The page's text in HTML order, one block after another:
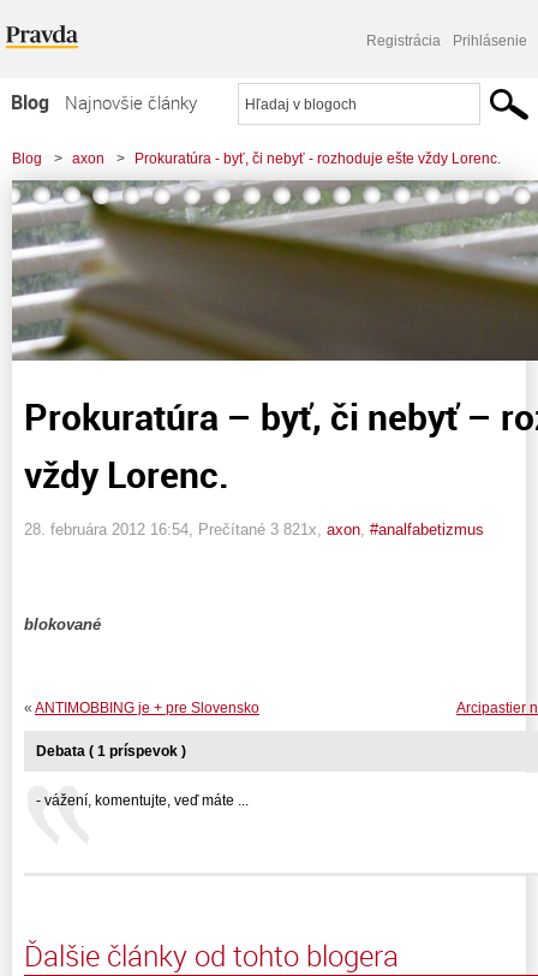
Registrácia Prihlásenie
Blog
Najnovšie články
Najčítanejšie články
Najkomentovanejšie články
Zoznam blogov
Komerčné blogy
Blog > axon > Prokuratúra - byť, či nebyť - rozhoduje ešte vždy Lorenc.
Prokuratúra – byť, či nebyť –
vždy Lorenc.
28. februára 2012 16:54 , Prečítané 3 821x, axon #analfabetizmus
blokované
Arcipastier
« ANTIMOBBING je + pre Slovensko
Debata ( 1 príspevok )
- vážení, komentujte, veď máte ...
Ďalšie články od tohto blogera